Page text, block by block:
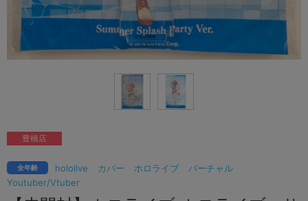
hololive カバー ホロライブ
バーチャル
Youtuber/Vtuber
全年齢
豊橋店